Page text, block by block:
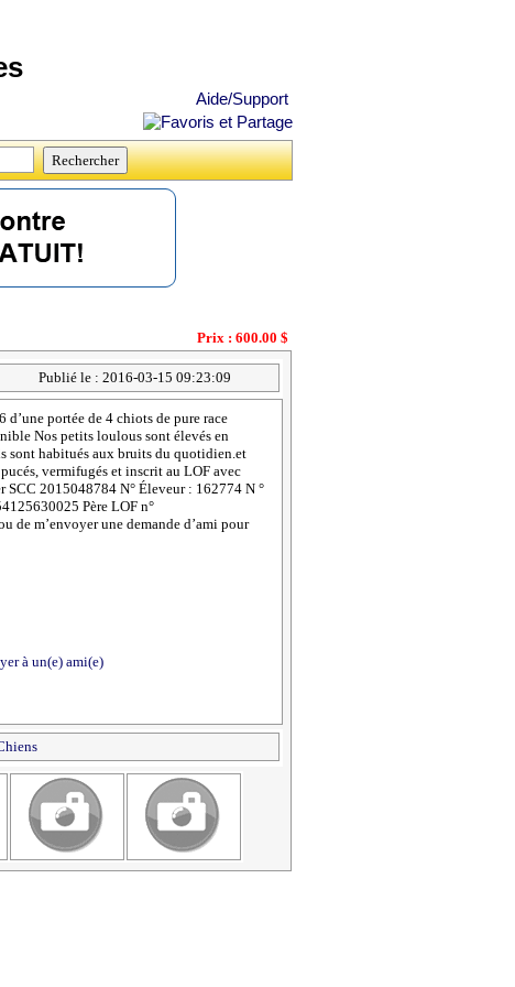
Aide/Support
Prix : 600.00 $
Publié le : 2016-03-15 09:23:09
portée de 4 chiots de pure race
Nos petits loulous sont élevés en
sont habitués aux bruits du quotidien.et
vermifugés et inscrit au LOF avec
SCC 2015048784 N° Éleveur : 162774 N °
Père LOF n°
de m’envoyer une demande d’ami pour
à un(e) ami(e)